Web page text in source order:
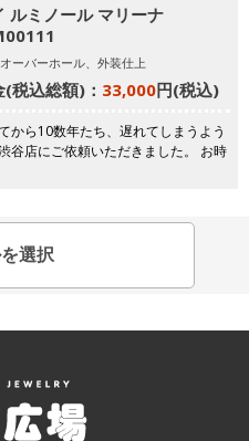
ルミノール マリーナ
ーバーホール、外装仕上
税込総額)： 33,000円(税込)
から10数年たち、遅れてしまうよう
谷店にご依頼いただきました。 お時